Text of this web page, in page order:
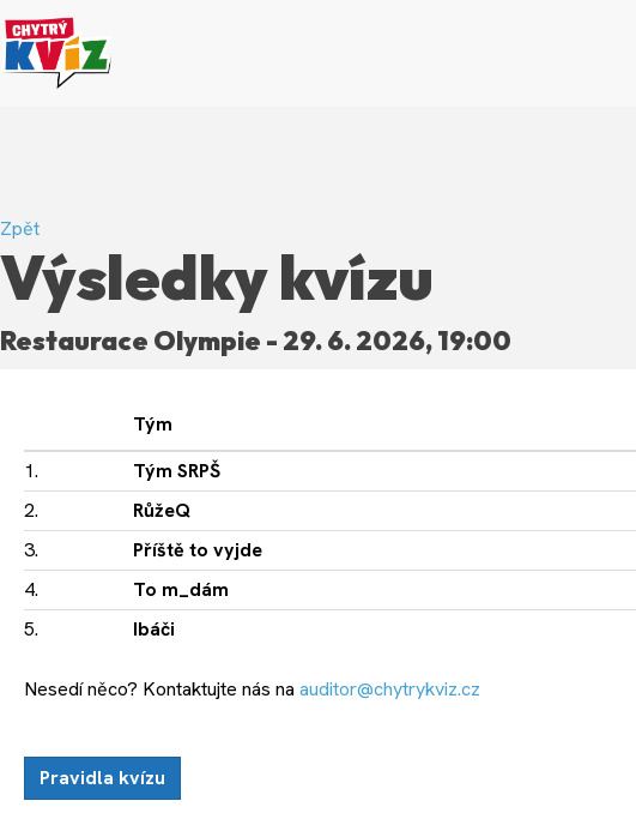
Zpět
Výsledky kvízu
Restaurace Olympie - 29. 6. 2026, 19:00
Tým
1.
Tým SRPŠ
2.
RůžeQ
3.
Příště to vyjde
4.
To m_dám
5.
Ibáči
Nesedí něco? Kontaktujte nás na auditor@chytrykviz.cz
Pravidla kvízu